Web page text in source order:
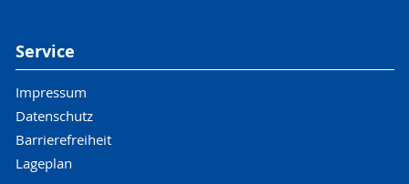
Service
Impressum
Datenschutz
Barrierefreiheit
Lageplan